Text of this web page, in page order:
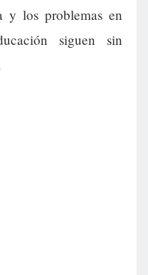
y los problemas en
siguen sin